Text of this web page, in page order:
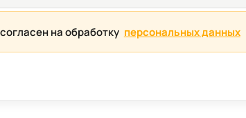
на обработку персональных данных